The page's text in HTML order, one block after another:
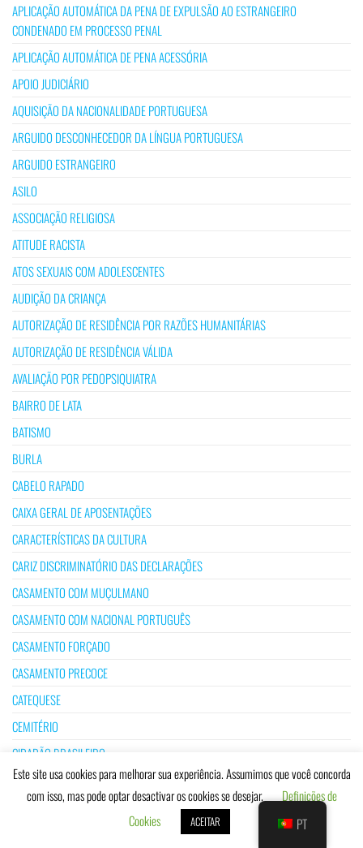
APLICAÇÃO AUTOMÁTICA DA PENA DE EXPULSÃO AO ESTRANGEIRO
CONDENADO EM PROCESSO PENAL
APLICAÇÃO AUTOMÁTICA DE PENA ACESSÓRIA
APOIO JUDICIÁRIO
AQUISIÇÃO DA NACIONALIDADE PORTUGUESA
ARGUIDO DESCONHECEDOR DA LÍNGUA PORTUGUESA
ARGUIDO ESTRANGEIRO
ASILO
ASSOCIAÇÃO RELIGIOSA
ATITUDE RACISTA
ATOS SEXUAIS COM ADOLESCENTES
AUDIÇÃO DA CRIANÇA
AUTORIZAÇÃO DE RESIDÊNCIA POR RAZÕES HUMANITÁRIAS
AUTORIZAÇÃO DE RESIDÊNCIA VÁLIDA
AVALIAÇÃO POR PEDOPSIQUIATRA
BAIRRO DE LATA
BATISMO
BURLA
CABELO RAPADO
CAIXA GERAL DE APOSENTAÇÕES
CARACTERÍSTICAS DA CULTURA
CARIZ DISCRIMINATÓRIO DAS DECLARAÇÕES
CASAMENTO COM MUÇULMANO
CASAMENTO COM NACIONAL PORTUGUÊS
CASAMENTO FORÇADO
CASAMENTO PRECOCE
CATEQUESE
CEMITÉRIO
CIDADÃO BRASILEIRO
CIDADÃO DE PAÍS DE LÍNGUA OFICIAL PORTUGUESA
CIDADÃO ESTRANGEIRO
Este site usa cookies para melhorar sua experiência. Assumimos que você concorda
com isso, mas pode optar desactivar os cookies se desejar.
Definições de
Cookies
ACEITAR PT